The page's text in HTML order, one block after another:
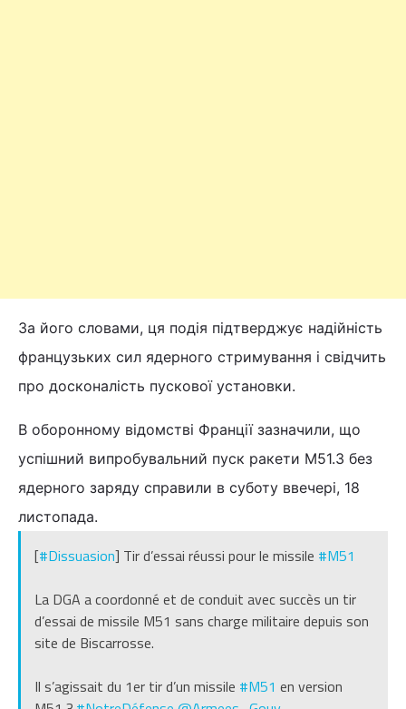
За його словами, ця подія підтверджує надійність
французьких сил ядерного стримування і свідчить
про досконалість пускової установки.
В оборонному відомстві Франції зазначили, що
успішний випробувальний пуск ракети M51.3 без
ядерного заряду справили в суботу ввечері, 18
листопада.
[#Dissuasion] Tir d’essai réussi pour le missile #M51
La DGA a coordonné et de conduit avec succès un tir
d’essai de missile M51 sans charge militaire depuis son
site de Biscarrosse.
Il s’agissait du 1er tir d’un missile #M51 en version